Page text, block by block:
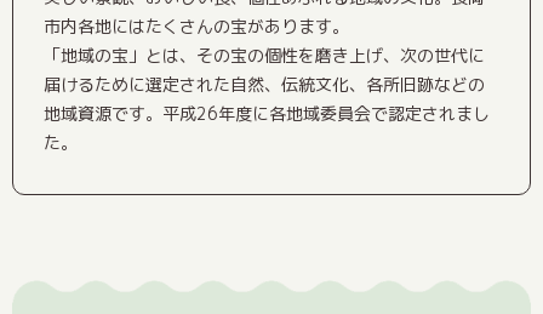
市内各地にはたくさんの宝があります。
「地域の宝」とは、その宝の個性を磨き上げ、次の世代に
届けるために選定された自然、伝統文化、各所旧跡などの
地域資源です。平成26年度に各地域委員会で認定されまし
た。